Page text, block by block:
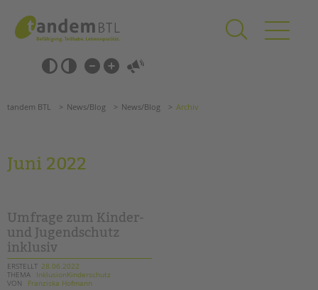
springen
Barrierefrei-
Einstellungen
überspringen
überspringen
Förderzentren
Kollegs
EFöB
Schulbezogene Sozialarbeit
Tagesgruppen
tandem BTL News/Blog News/Blog Archiv
Juni 2022
Umfrage zum Kinder-
und Jugendschutz
inklusiv
ERSTELLT 28.06.2022
THEMA
InklusionKinderschutz
VON
Franziska Hofmann